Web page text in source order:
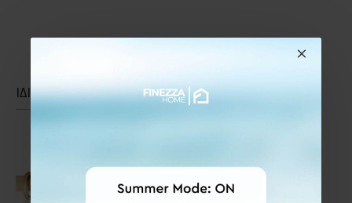
ΙΔΙΑΣ ΚΑΤΗΓΟΡΙΑΣ ΙΔΙΑΣ ΕΤΑΙΡΕΙΑΣ